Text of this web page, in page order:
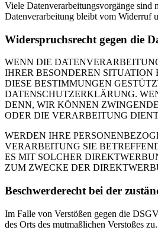
Viele Datenverarbeitungsvorgänge
Datenverarbeitung bleibt vom Widerruf
Widerspruchsrecht gegen die
WENN DIE
IHRER BESONDEREN
DIESE BESTIMMUNGEN
DATENSCHUTZERKLÄRUNG.
DENN, WIR KÖNNEN
ODER DIE VERARBEITUNG
WERDEN IHRE
VERARBEITUNG SIE
ES MIT SOLCHER
ZUM ZWECKE DER
Beschwerde­recht bei der
Im Falle von Verstößen gegen die
des Orts des mutmaßlichen Verstoßes